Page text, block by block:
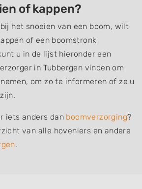
of kappen?
het snoeien van een boom, wilt
of een boomstronk
u in de lijst hieronder een
in Tubbergen vinden om
om zo te informeren of ze u
iets anders dan boomverzorging?
van alle hoveniers en andere
.